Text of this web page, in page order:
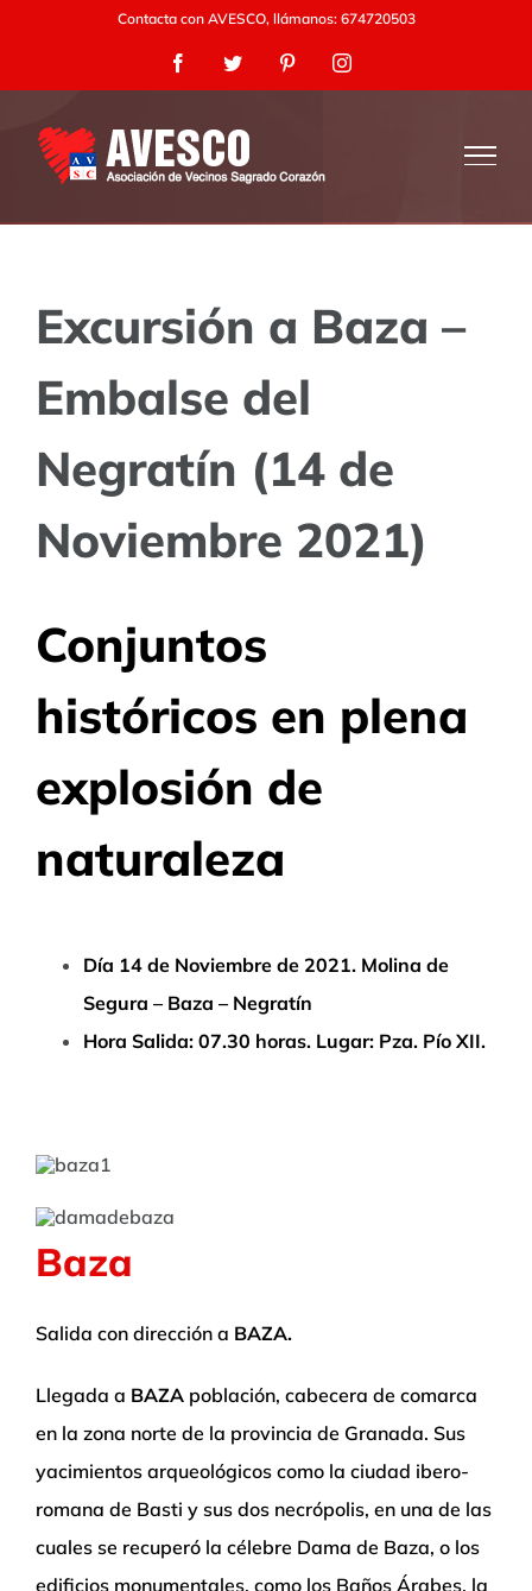
contenido
Contacta con AVESCO, llámanos: 674720503
FacebookTwitter PinterestInstagram
Excursión a Baza –
Embalse del
Negratín (14 de
Noviembre 2021)
Conjuntos
históricos en plena
explosión de
naturaleza
Día 14 de Noviembre de 2021. Molina de
Segura – Baza – Negratín
Hora Salida: 07.30 horas. Lugar: Pza. Pío XII.
Baza
Salida con dirección a BAZA.
Llegada a BAZA población, cabecera de comarca
en la zona norte de la provincia de Granada. Sus
yacimientos arqueológicos como la ciudad ibero-
romana de Basti y sus dos necrópolis, en una de las
cuales se recuperó la célebre Dama de Baza, o los
edificios monumentales, como los Baños Árabes, la